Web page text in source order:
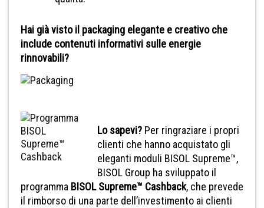
Hai già visto il packaging elegante e creativo che
include contenuti informativi sulle energie
rinnovabili?
Lo sapevi? Per ringraziare i propri
clienti che hanno acquistato gli
eleganti moduli BISOL Supreme™,
BISOL Group ha sviluppato il
programma BISOL Supreme™ Cashback, che prevede
il rimborso di una parte dell’investimento ai clienti